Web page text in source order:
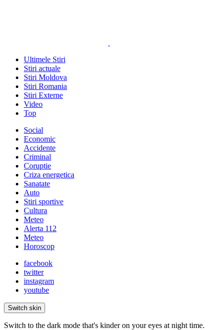
Ultimele Stiri
Stiri actuale
Stiri Moldova
Stiri Romania
Stiri Externe
Video
Top
Social
Economic
Accidente
Criminal
Coruptie
Criza energetica
Sanatate
Auto
Stiri sportive
Cultura
Meteo
Alerta 112
Meteo
Horoscop
facebook
twitter
instagram
youtube
Switch skin
Switch to the dark mode that's kinder on your eyes at night time.